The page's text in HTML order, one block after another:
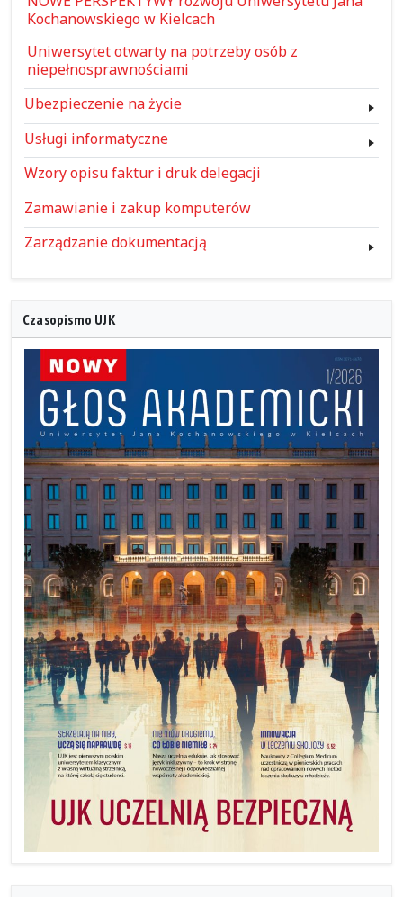
Kochanowskiego w Kielcach
Uniwersytet otwarty na potrzeby osób z
niepełnosprawnościami
Ubezpieczenie na życie
Usługi informatyczne
Wzory opisu faktur i druk delegacji
Zamawianie i zakup komputerów
Zarządzanie dokumentacją
Czasopismo UJK